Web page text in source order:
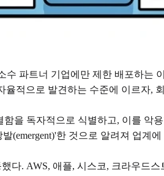
수 파트너 기업에만 제한 배포하는
적으로 발견하는 수준에 이르자,
을 독자적으로 식별하고, 이를 악
(emergent)'한 것으로 알려져 업계
다. AWS, 애플, 시스코, 크라우드